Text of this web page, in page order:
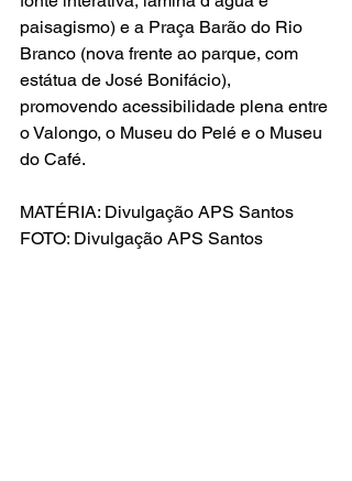
paisagismo) e a Praça Barão do Rio
Branco (nova frente ao parque, com
estátua de José Bonifácio),
promovendo acessibilidade plena entre
o Valongo, o Museu do Pelé e o Museu
do Café.
MATÉRIA: Divulgação APS Santos
FOTO: Divulgação APS Santos